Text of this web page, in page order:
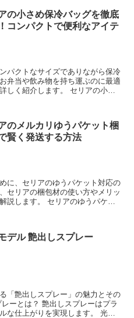
の小さめ保冷バッグを徹底
コンパクトで便利なアイテ
パクトなサイズでありながら保冷
弁当や飲み物を持ち運ぶのに最適
しく紹介します。 セリアの小さ
のメルカリゆうパケット梱
賢く発送する方法
に、セリアのゆうパケット対応の
セリアの梱包材の使い方やメリッ
説します。 セリアのゆうパケッ
デル 艶出しスプレー
「艶出しスプレー」の魅力とその
ーとは？ 艶出しスプレーはプラ
な仕上がりを実現します。 光沢